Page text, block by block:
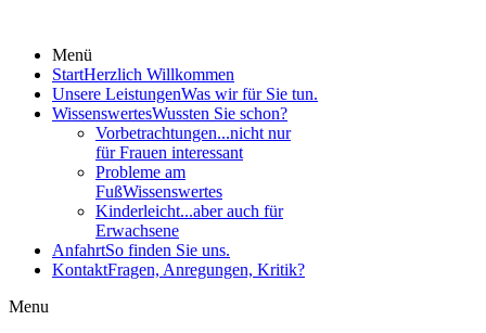
Menü
StartHerzlich Willkommen
Unsere LeistungenWas wir für Sie tun.
WissenswertesWussten Sie schon?
Vorbetrachtungen...nicht nur
für Frauen interessant
Probleme am
FußWissenswertes
Kinderleicht...aber auch für
Erwachsene
AnfahrtSo finden Sie uns.
KontaktFragen, Anregungen, Kritik?
Menu